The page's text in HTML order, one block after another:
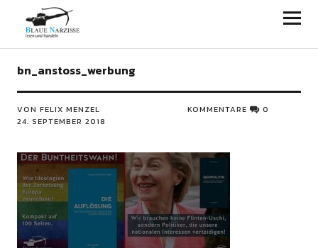
Blaue Narzisse
bn_anstoss_werbung
VON FELIX MENZEL
24. SEPTEMBER 2018
KOMMENTARE 0